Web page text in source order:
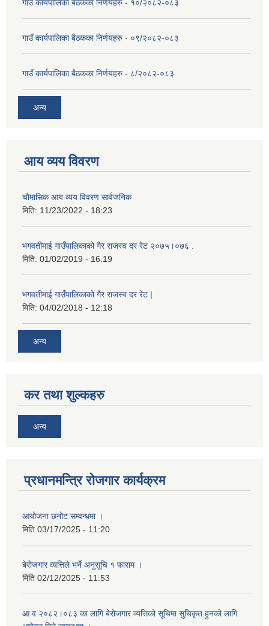
गाउँ कार्यपालिका बैठकका निर्णयहरु - १०/२०८२-०८३
गाउँ कार्यपालिका बैठकका निर्णयहरु - ०९/२०८२-०८३
गाउँ कार्यपालिका बैठकका निर्णयहरु - ८/२०८२-०८३
अन्य
आय व्यय विवरण
चाैमासिक आय व्यय विवरण सार्वजनिक
मिति: 11/23/2022 - 18:23
भगवतीमाई गाउँपालिकाको गैर राजस्व दर रेट २०७५।०७६ .
मिति: 01/02/2019 - 16:19
भगवतीमाई गाउँपालिकाको गैर राजस्व दर रेट |
मिति: 04/02/2018 - 12:18
अन्य
कर तथा शुल्कहरु
अन्य
प्रधानमन्त्रि रोजगार कार्यक्रम
आयोजना छनोट सम्वन्धमा ।
मिति 03/17/2025 - 11:20
बेरोजगार व्यत्तिले भर्ने अनुसूचि १ फाराम ।
मिति 02/12/2025 - 11:53
आ व २०८२।०८३ का लागि बेेरोजगार व्यत्तिको सूचिमा सुचिकृत हुनको लागि